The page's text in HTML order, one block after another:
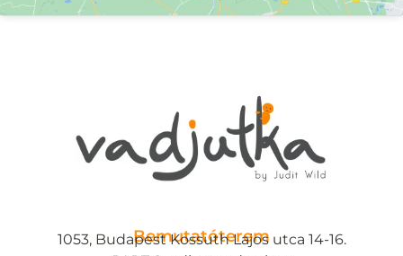
Bemutatóterem
1053, Budapest Kossuth Lajos utca 14-16.